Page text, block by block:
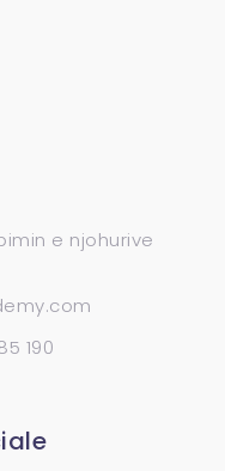
e njohurive
190